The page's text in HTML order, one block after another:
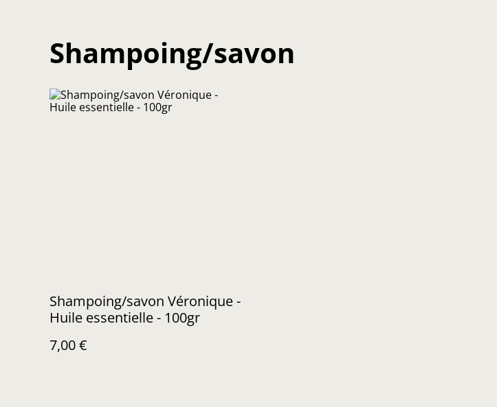
Shampoing/savon
Shampoing/savon Véronique -
Huile essentielle - 100gr
7,00 €